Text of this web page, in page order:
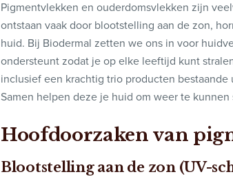
Pigmentvlekken en ouderdomsvlekken zijn
ontstaan vaak door blootstelling aan de zon,
huid. Bij Biodermal zetten we ons in voor
ondersteunt zodat je op elke leeftijd kunt
inclusief een krachtig trio producten
Samen helpen deze je huid om weer te kunnen
Hoofdoorzaken van
Blootstelling aan de zon (UV-